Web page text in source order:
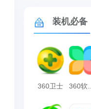
装机必备
360卫士 360软件管家